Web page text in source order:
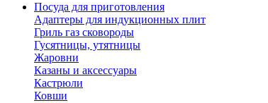
Посуда для приготовления
Адаптеры для индукционных плит
Гриль газ сковороды
Гусятницы, утятницы
Жаровни
Казаны и аксессуары
Кастрюли
Ковши